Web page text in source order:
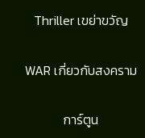
Thriller เขย่าขวัญ
WAR เกี่ยวกับสงคราม
การ์ตูน